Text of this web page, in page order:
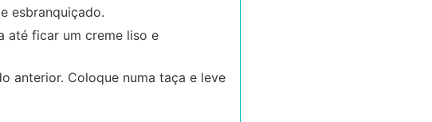
esbranquiçado.
até ficar um creme liso e
anterior. Coloque numa taça e leve